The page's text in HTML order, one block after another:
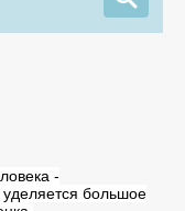
-
уделяется большое